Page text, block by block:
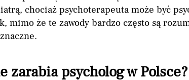
chociaż psychoterapeuta może być
mimo że te zawody bardzo często są
zarabia psycholog w Polsce?